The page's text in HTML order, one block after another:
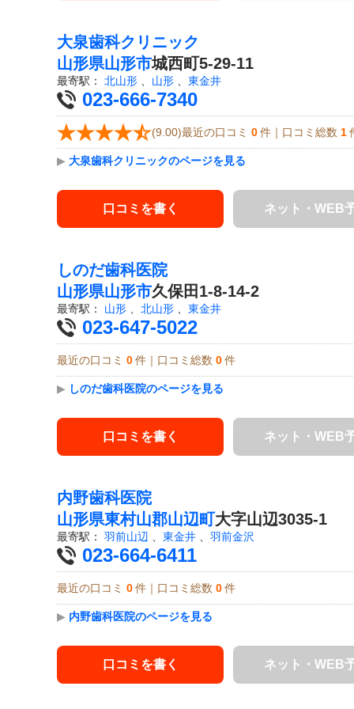
大泉歯科クリニック
山形県山形市城西町5-29-11
最寄駅： 北山形 山形 東金井
023-666-7340
(9.00)最近の口コミ 0 件｜口コミ総数 1
▶ 大泉歯科クリニックのページを見る
口コミを書く ネット・WEB
しのだ歯科医院
山形県山形市久保田1-8-14-2
最寄駅： 山形 、 北山形 、 東金井
023-647-5022
最近の口コミ 0 件｜口コミ総数 0 件
▶ しのだ歯科医院のページを見る
口コミを書く ネット・WEB
内野歯科医院
山形県東村山郡山辺町大字山辺3035-1
最寄駅： 羽前山辺 東金井 羽前金沢
023-664-6411
最近の口コミ 0 件｜口コミ総数 0 件
▶ 内野歯科医院のページを見る
口コミを書く ネット・WEB